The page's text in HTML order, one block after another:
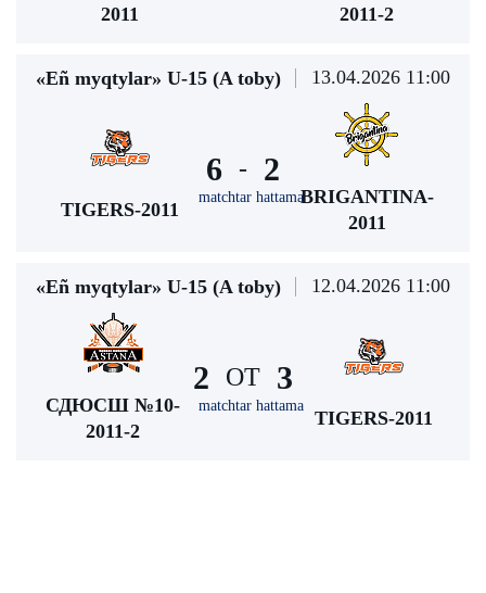
2011
2011-2
«Eñ myqtylar» U-15 (A toby) 13.04.2026 11:00
TIGERS-2011
6 -
matchtar hattama
2
BRIGANTINA-
2011
«Eñ myqtylar» U-15 (A toby) 12.04.2026 11:00
СДЮСШ №10-
2011-2
2 ОТ
matchtar hattama
3
TIGERS-2011